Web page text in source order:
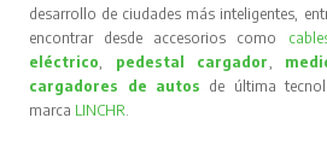
desarrollo de ciudades más inteligentes,
encontrar desde accesorios como
eléctrico
pedestal cargador
cargadores de autos de última
marca LINCHR